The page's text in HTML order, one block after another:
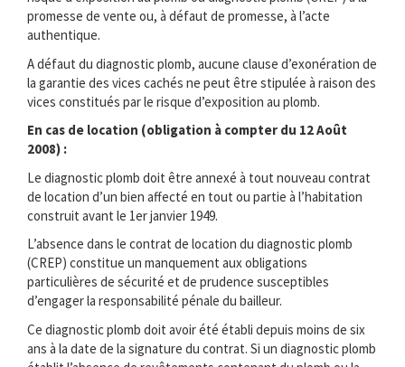
promesse de vente ou, à défaut de promesse, à l’acte
authentique.
A défaut du diagnostic plomb, aucune clause d’exonération de
la garantie des vices cachés ne peut être stipulée à raison des
vices constitués par le risque d’exposition au plomb.
En cas de location (obligation à compter du 12 Août
2008) :
Le diagnostic plomb doit être annexé à tout nouveau contrat
de location d’un bien affecté en tout ou partie à l’habitation
construit avant le 1er janvier 1949.
L’absence dans le contrat de location du diagnostic plomb
(CREP) constitue un manquement aux obligations
particulières de sécurité et de prudence susceptibles
d’engager la responsabilité pénale du bailleur.
Ce diagnostic plomb doit avoir été établi depuis moins de six
ans à la date de la signature du contrat. Si un diagnostic plomb